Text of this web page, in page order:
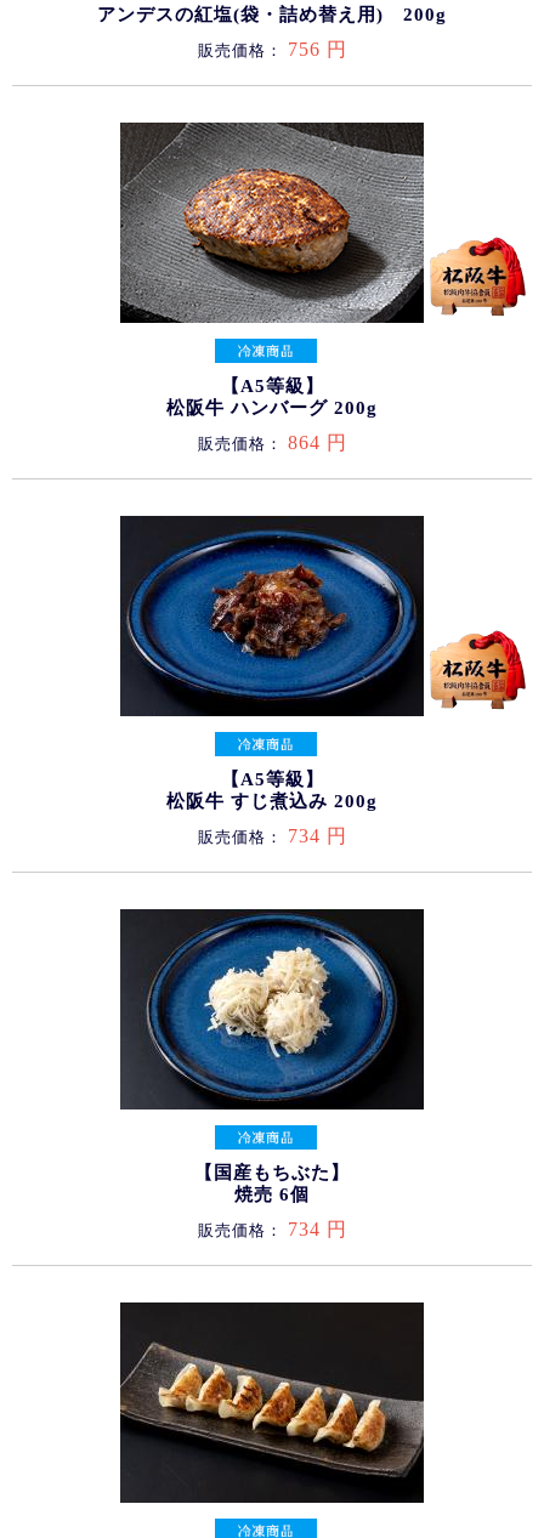
アンデスの紅塩(袋・詰め替え用) 200g
販売価格： 756 円
【A5等級】
松阪牛 ハンバーグ 200g
販売価格： 864 円
【A5等級】
松阪牛 すじ煮込み 200g
販売価格： 734 円
【国産もちぶた】
焼売 6個
販売価格： 734 円